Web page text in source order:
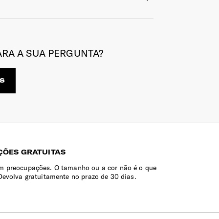
apenas húmido e não muito molhado.
expor diretamente ao sol.
de contato.
numa solução de sabão neutro
A SUA PERGUNTA?
GRATUITAS
preocupações. O tamanho ou a cor não é o que
gratuitamente no prazo de 30 dias.